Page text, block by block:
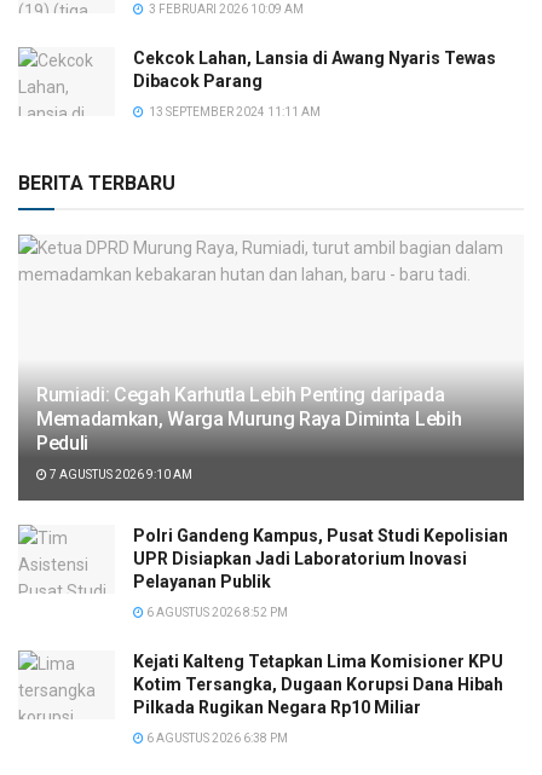
3 FEBRUARI 2026 10:09 AM
Cekcok Lahan, Lansia di Awang Nyaris Tewas
Dibacok Parang
13 SEPTEMBER 2024 11:11 AM
BERITA TERBARU
Rumiadi: Cegah Karhutla Lebih Penting daripada
Memadamkan, Warga Murung Raya Diminta Lebih
Peduli
7 AGUSTUS 2026 9:10 AM
Polri Gandeng Kampus, Pusat Studi Kepolisian
UPR Disiapkan Jadi Laboratorium Inovasi
Pelayanan Publik
6 AGUSTUS 2026 8:52 PM
Kejati Kalteng Tetapkan Lima Komisioner KPU
Kotim Tersangka, Dugaan Korupsi Dana Hibah
Pilkada Rugikan Negara Rp10 Miliar
6 AGUSTUS 2026 6:38 PM